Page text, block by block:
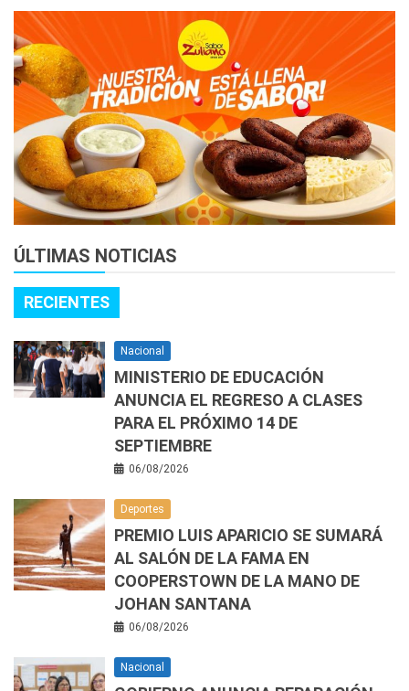
ÚLTIMAS NOTICIAS
RECIENTES
Nacional
MINISTERIO DE EDUCACIÓN
ANUNCIA EL REGRESO A CLASES
PARA EL PRÓXIMO 14 DE
SEPTIEMBRE
06/08/2026
Deportes
PREMIO LUIS APARICIO SE SUMARÁ
AL SALÓN DE LA FAMA EN
COOPERSTOWN DE LA MANO DE
JOHAN SANTANA
06/08/2026
Nacional